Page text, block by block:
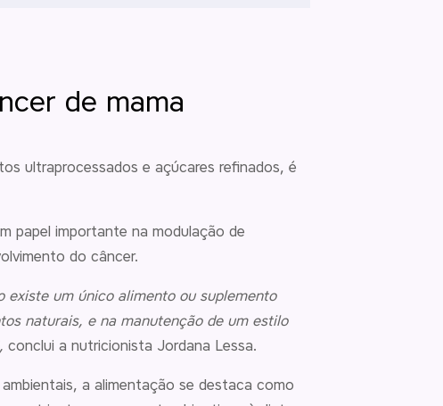
de mama
ultraprocessados e açúcares refinados, é
papel importante na modulação de
do câncer.
um único alimento ou suplemento
naturais, e na manutenção de um estilo
conclui a nutricionista Jordana Lessa.
a alimentação se destaca como